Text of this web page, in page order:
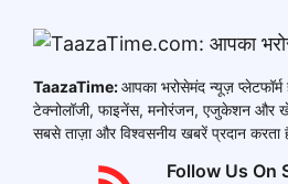
TaazaTime:आपका भरोसेमंद न्यूज़
टेक्नोलॉजी, फाइनेंस, मनोरंजन, एजुकेशन और
सबसे ताज़ा और विश्वसनीय खबरें प्रदान करता
Follow Us On